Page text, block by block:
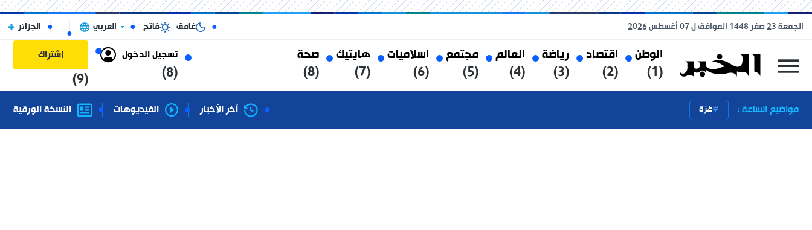
الوطن
(1)
اقتصاد
(2)
رياضة
(3)
العالم
(4)
مجتمع
(5)
اسلاميات
(6)
هايتيك
(7)
صحة
(8)
تسجيل الدخول
(8)
إشتراك
(9)
الجمعة 23 صفر 1448 الموافق ل 07 أغسطس 2026 غامق فاتح العربي الجزائر
مواضيع الساعة : غزة آخر الأخبار الفيديوهات النسخة الورقية